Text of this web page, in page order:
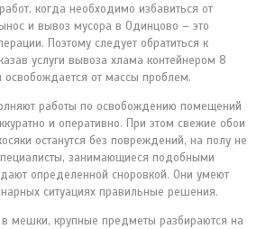
когда необходимо избавиться от
и вывоз мусора в Одинцово – это
Поэтому следует обратиться к
услуги вывоза хлама контейнером 8
освобождается от массы проблем.
работы по освобождению помещений
и оперативно. При этом свежие обои
останутся без повреждений, на полу не
занимающиеся подобными
определенной сноровкой. Они умеют
ситуациях правильные решения.
в мешки, крупные предметы разбираются на